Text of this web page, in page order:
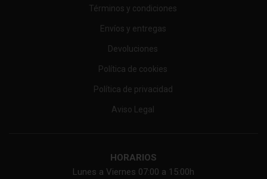
Términos y condiciones
Envíos y entregas
Devoluciones
Política de cookies
Política de privacidad
Aviso Legal
HORARIOS
Lunes a Viernes 07:00 a 15:00h